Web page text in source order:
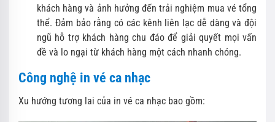
khách hàng và ảnh hưởng đến trải nghiệm mua vé tổng
thể. Đảm bảo rằng có các kênh liên lạc dễ dàng và đội
ngũ hỗ trợ khách hàng chu đáo để giải quyết mọi vấn
đề và lo ngại từ khách hàng một cách nhanh chóng.
Công nghệ in vé ca nhạc
Xu hướng tương lai của in vé ca nhạc bao gồm: